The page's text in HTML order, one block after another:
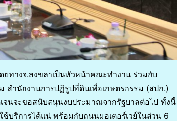
ทางจ.สงขลาเป็นหัวหน้าคณะทำงาน ร่วมกับ
สำนักงานการปฏิรูปที่ดินเพื่อเกษตรกรรม (สปก.)
จนจะขอสนับสนุนงบประมาณจากรัฐบาลต่อไป ทั้งนี้
ช้บริการได้แน่ พร้อมกับถนนมอเตอร์เวย์ในส่วน 6